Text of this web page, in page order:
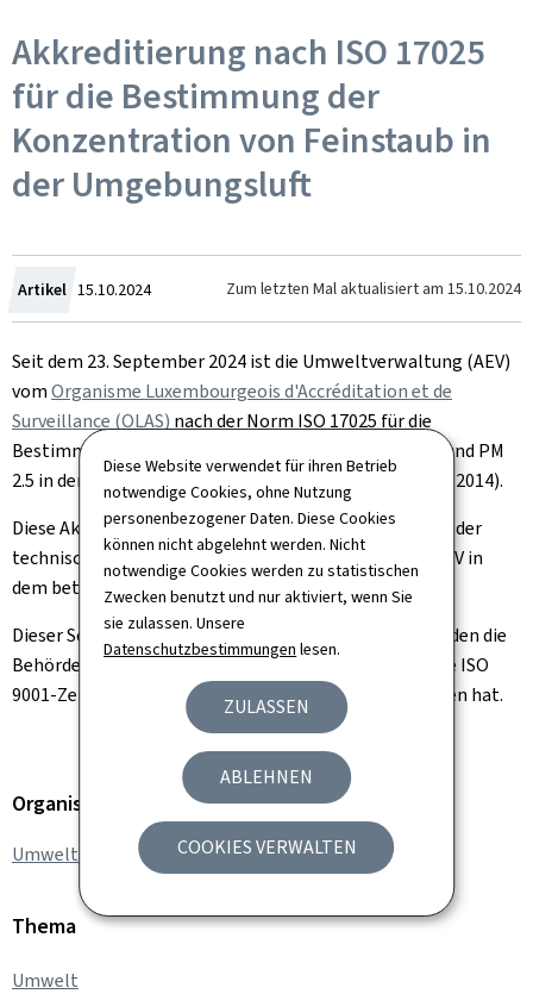
Diese Website verwendet für ihren Betrieb
notwendige Cookies, ohne Nutzung
personenbezogener Daten. Diese Cookies
können nicht abgelehnt werden. Nicht
notwendige Cookies werden zu statistischen
Zwecken benutzt und nur aktiviert, wenn Sie
sie zulassen. Unsere
Datenschutzbestimmungen lesen.
ZULASSEN
ABLEHNEN
COOKIES VERWALTEN
Akkreditierung nach ISO 17025
für die Bestimmung der
Konzentration von Feinstaub in
der Umgebungsluft
Artikel Zum
15.10.2024 Zum letzten Mal aktualisiert am 15.10.2024
Seit dem 23. September 2024 ist die Umweltverwaltung (AEV)
vomOrganisme Luxembourgeois d'Accréditation et de
Surveillance (OLAS) nach der Norm ISO 17025 für die
Bestimmung der Konzentration von Feinstaub PM10 und PM
2.5 in der Umgebungsluft akkreditiert (Norm EN 12341:2014).
Diese Akkreditierung stellt eine formale Anerkennung der
technischen und organisatorischen Kompetenz der AEV in
dem betreffenden Bereich dar.
Dieser Schritt ist Teil des aktiven Qualitätsprozesses, den die
Behörde vor einigen Jahren begonnen hat und 2021 die ISO
9001-Zertifizierung im Bereich der Luftqualität erhalten hat.
Organisation
Umweltamt
Thema
Umwelt